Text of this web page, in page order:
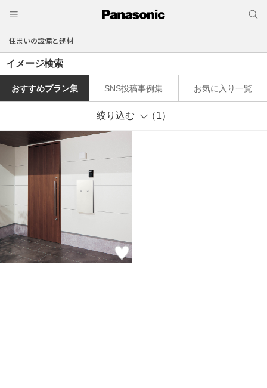
住まいの設備と建材
イメージ検索
おすすめプラン集 SNS投稿事例集 お気に入り一覧
絞り込む （1）